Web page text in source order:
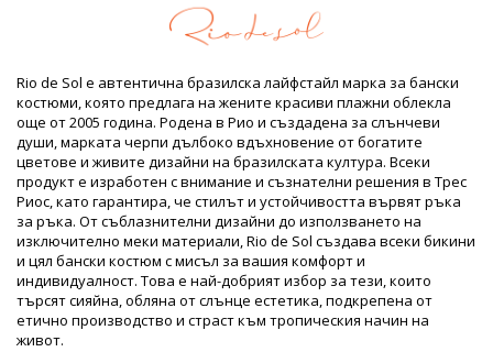
Състав: 84% Biodegradable Nylon (AMNI SOUL ECO), 16%
Spandex (LYCRA) - OEKO-TEX - Chlorine Resistant
Подплата: 84% Biodegradable Nylon (AMNI SOUL ECO), 16%
Spandex (LYCRA) - OEKO-TEX - Chlorine Resistant
UV Protection: UPF 50+
Продуктова информация
Отдел: ЖЕНИ, Горнища на бански
Пакетът включва: 1 x Горнища на бански (Други аксесоари
не са включени)
HS CODE: 6112.41.0010
SKU: 1981124253
EAN: S (7899810373007), M (7899810373014), L (7899810373021),
XL (7899810373038), XXL (7899810392053)
Тегло: 55g / 0.12lb / 1.94oz
Щампата не е точна и може да варира според формата
Ретуширани снимки
Rio de Sol е автентична бразилска лайфстайл марка за бански
костюми, която предлага на жените красиви плажни облекла
още от 2005 година. Родена в Рио и създадена за слънчеви
души, марката черпи дълбоко вдъхновение от богатите
цветове и живите дизайни на бразилската култура. Всеки
продукт е изработен с внимание и съзнателни решения в Трес
Риос, като гарантира, че стилът и устойчивостта вървят ръка
за ръка. От съблазнителни дизайни до използването на
изключително меки материали, Rio de Sol създава всеки бикини
и цял бански костюм с мисъл за вашия комфорт и
индивидуалност. Това е най-добрият избор за тези, които
търсят сияйна, обляна от слънце естетика, подкрепена от
етично производство и страст към тропическия начин на
живот.